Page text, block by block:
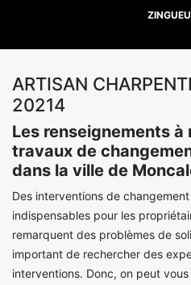
ARTISAN
20214
Les renseignements à
travaux de
dans la ville de
Des interventions de
indispensables pour les
remarquent des problèmes de
important de rechercher des
interventions. Donc, on peut